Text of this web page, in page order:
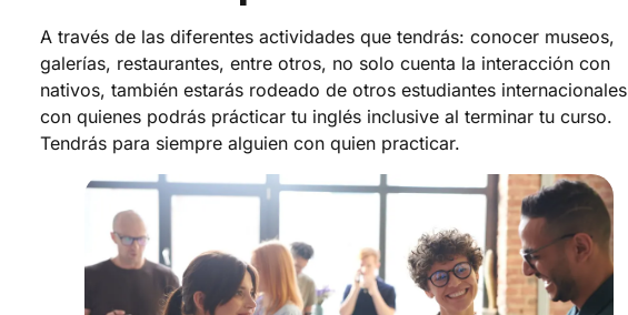
A través de las diferentes actividades que tendrás: conocer museos,
galerías, restaurantes, entre otros, no solo cuenta la interacción con
nativos, también estarás rodeado de otros estudiantes internacionales
con quienes podrás prácticar tu inglés inclusive al terminar tu curso.
Tendrás para siempre alguien con quien practicar.